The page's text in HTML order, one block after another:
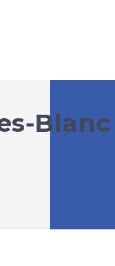
Blanc